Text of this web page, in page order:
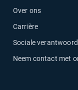
Over ons
Carrière
Sociale
Neem contact met